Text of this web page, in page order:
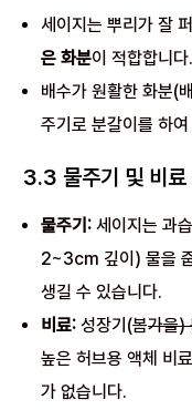
세이지는 뿌리가 잘
은 화분이 적합합니다.
배수가 원활한 화분(
주기로 분갈이를 하
3.3 물주기 및 비료
물주기: 세이지는 과
2~3cm 깊이) 물을
생길 수 있습니다.
비료: 성장기(봄가을)
높은 허브용 액체 비
가 없습니다.